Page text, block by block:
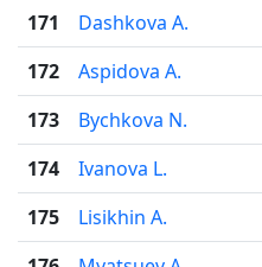
171 Dashkova A.
172
Aspidova A.
173
Bychkova N.
174
Ivanova L.
175
Lisikhin A.